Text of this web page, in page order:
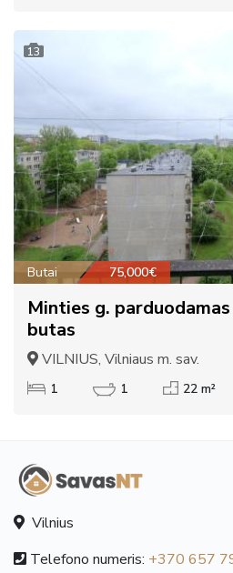
13
Butai 75,000€
Minties g.
butas
VILNIUS, Vilniaus m. sav.
1 1 22 m²
Vilnius
Telefono numeris: +370 657